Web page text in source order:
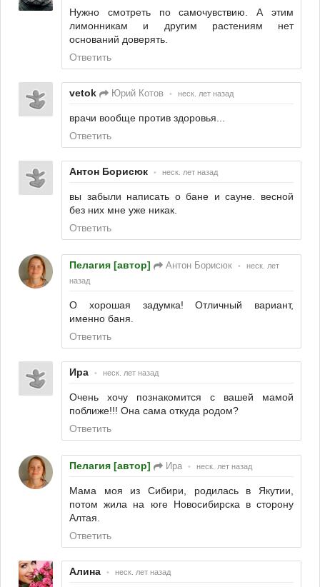
Нужно смотреть по самочувствию. А этим
лимонникам и другим растениям нет
оснований доверять.
Ответить
vetok Юрий Котов • неск. лет назад
врачи вообще против здоровья...
Ответить
Антон Борисюк • неск. лет назад
вы забыли написать о бане и сауне. весной
без них мне уже никак.
Ответить
Пелагия [автор] Антон Борисюк •
неск. лет
назад
О хорошая задумка! Отличный вариант,
именно баня.
Ответить
Ира • неск. лет назад
Очень хочу познакомится с вашей мамой
поближе!!! Она сама откуда родом?
Ответить
Пелагия [автор] Ира • неск. лет назад
Мама моя из Сибири, родилась в Якутии,
потом жила на юге Новосибирска в сторону
Алтая.
Ответить
Алина • неск. лет назад